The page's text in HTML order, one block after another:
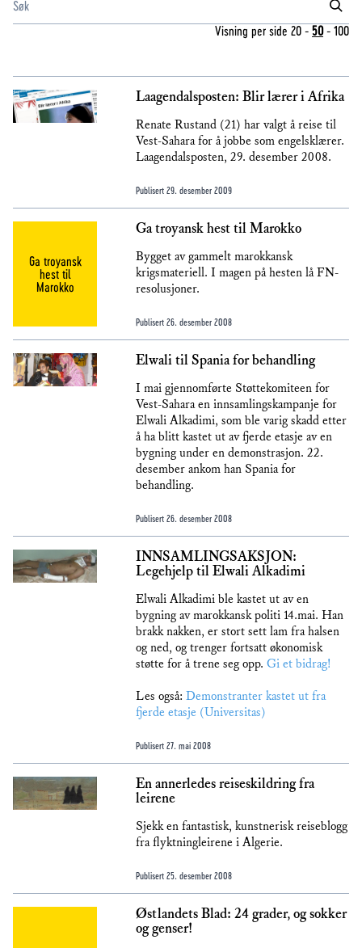
Visning per side 20 - 50- 100
Laagendalsposten: Blir lærer i Afrika
Renate Rustand (21) har valgt å reise til
Vest-Sahara for å jobbe som engelsklærer.
Laagendalsposten, 29. desember 2008.
Publisert 29. desember 2009
Ga troyansk
hest til
Marokko
Ga troyansk hest til Marokko
Bygget av gammelt marokkansk
krigsmateriell. I magen på hesten lå FN-
resolusjoner.
Publisert 26. desember 2008
Elwali til Spania for behandling
I mai gjennomførte Støttekomiteen for
Vest-Sahara en innsamlingskampanje for
Elwali Alkadimi, som ble varig skadd etter
å ha blitt kastet ut av fjerde etasje av en
bygning under en demonstrasjon. 22.
desember ankom han Spania for
behandling.
Publisert 26. desember 2008
INNSAMLINGSAKSJON:
Legehjelp til Elwali Alkadimi
Elwali Alkadimi ble kastet ut av en
bygning av marokkansk politi 14.mai. Han
brakk nakken, er stort sett lam fra halsen
og ned, og trenger fortsatt økonomisk
støtte for å trene seg opp. Gi et bidrag!
Les også: Demonstranter kastet ut fra
fjerde etasje (Universitas)
Publisert 27. mai 2008
En annerledes reiseskildring fra
leirene
Sjekk en fantastisk, kunstnerisk reiseblogg
fra flyktningleirene i Algerie.
Publisert 25. desember 2008
Østlandets Blad: 24 grader, og sokker
og genser!